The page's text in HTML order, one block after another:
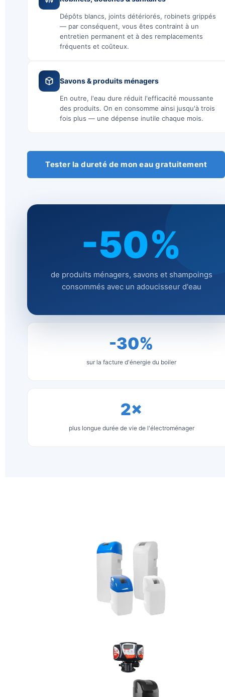
Dépôts blancs, joints détériorés, robinets grippés
— par conséquent, vous êtes contraint à un
entretien permanent et à des remplacements
fréquents et coûteux.
Savons & produits ménagers
En outre, l'eau dure réduit l'efficacité moussante
des produits. On en consomme ainsi jusqu'à trois
fois plus — une dépense inutile chaque mois.
Tester la dureté de mon eau gratuitement
-50%
de produits ménagers, savons et shampoings
consommés avec un adoucisseur d'eau
-30%
sur la facture d'énergie du boiler
2×
plus longue durée de vie de l'électroménager